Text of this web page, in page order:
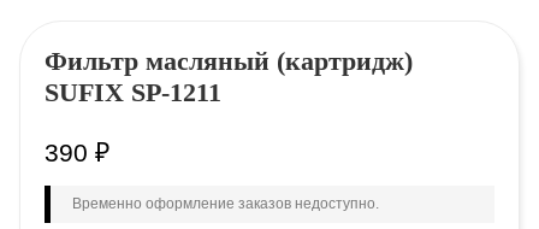
Фильтр масляный (картридж)
SUFIX SP-1211
390 ₽
Временно оформление заказов недоступно.